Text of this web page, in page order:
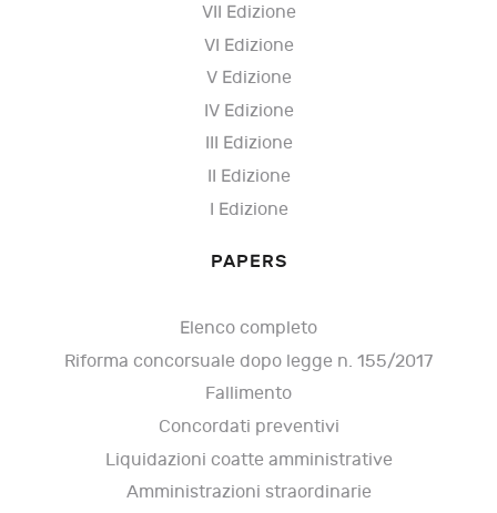
VII Edizione
VI Edizione
V Edizione
IV Edizione
III Edizione
II Edizione
I Edizione
PAPERS
Elenco completo
Riforma concorsuale dopo legge n. 155/2017
Fallimento
Concordati preventivi
Liquidazioni coatte amministrative
Amministrazioni straordinarie